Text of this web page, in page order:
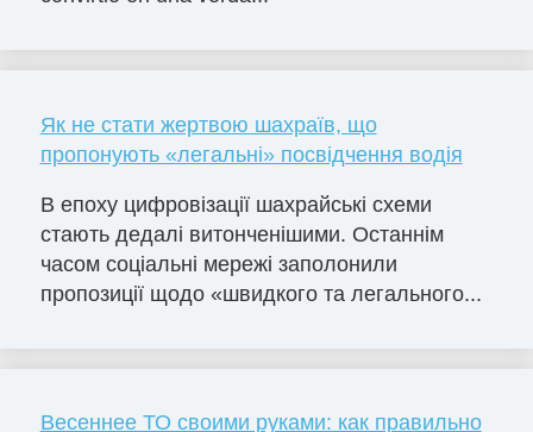
Як не стати жертвою шахраїв, що
пропонують «легальні» посвідчення водія
В епоху цифровізації шахрайські схеми
стають дедалі витонченішими. Останнім
часом соціальні мережі заполонили
пропозиції щодо «швидкого та легального...
Весеннее ТО своими руками: как правильно